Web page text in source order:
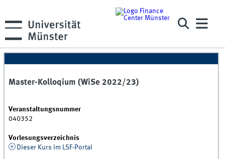
Master-Kolloqium (WiSe 2022/23)
Veranstaltungsnummer
040352
Vorlesungsverzeichnis
Dieser Kurs im LSF-Portal